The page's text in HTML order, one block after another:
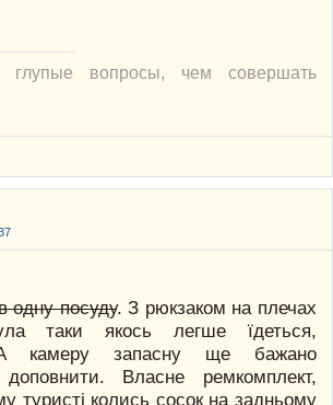
глупые вопросы, чем совершать
одну посуду. З рюкзаком на плечах
таки якось легше їдеться,
А камеру запасну ще бажано
Власне ремкомплект,
туристі колись сосок на задньому